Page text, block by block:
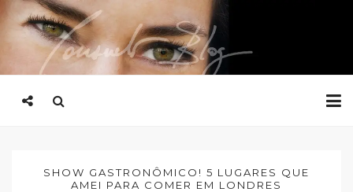
SHOW GASTRONÔMICO! 5 LUGARES QUE
AMEI PARA COMER EM LONDRES